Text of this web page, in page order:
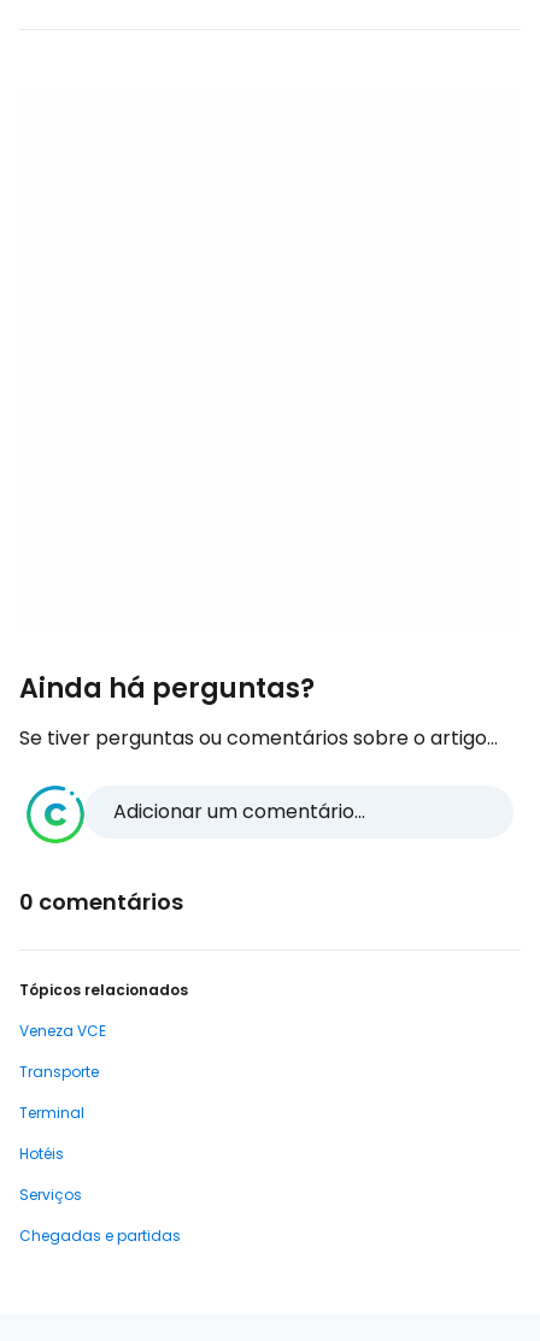
Ainda há perguntas?
Se tiver perguntas ou comentários sobre o artigo...
Adicionar um comentário...
0 comentários
Tópicos relacionados
Veneza VCE
Transporte
Terminal
Hotéis
Serviços
Chegadas e partidas